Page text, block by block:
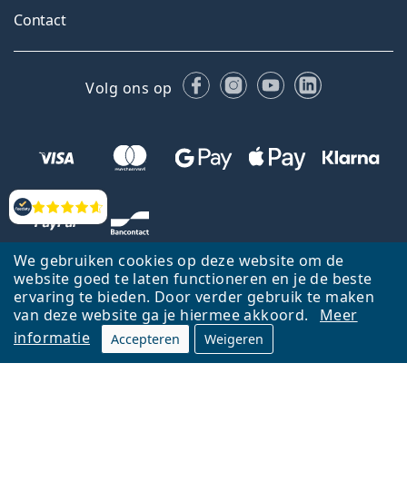
We gebruiken cookies op deze website om de
website goed te laten functioneren en je de beste
ervaring te bieden. Door verder gebruik te maken
van deze website ga je hiermee akkoord.
Meer
informatie
Accepteren Weigeren
Beoordelingen
Contact
Volg ons op FacebookInstagram
YouTubeLinkedIn
Terug naar de homepagina Ga omhoog